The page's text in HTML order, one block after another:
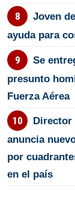
Joven
ayuda para
Se
presunto
Fuerza Aérea
Director
anuncia
por
en el país